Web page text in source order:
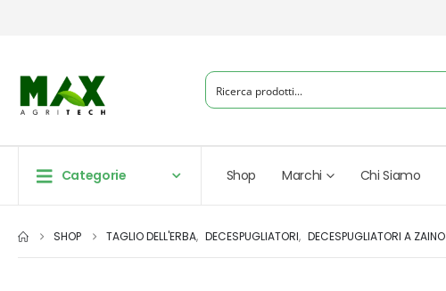
Categorie Shop Marchi Chi Siamo
SHOP TAGLIO DELL'ERBA, DECESPUGLIATORI, DECESPUGLIATORI A ZAINO